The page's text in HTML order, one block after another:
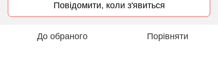
Повідомити, коли з'явиться
До обраного Порівняти